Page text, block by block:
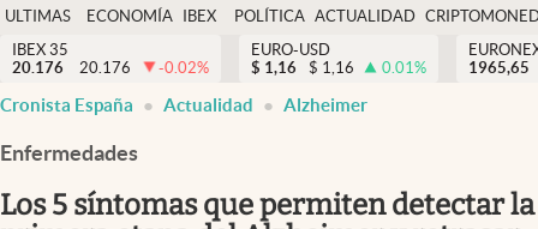
USA
Actualidad
Criptomonedas
España
ULTIMAS
NOTICIAS
ECONOMÍA
FINANZAS
IBEX
EURO
POLÍTICA ACTUALIDAD
IBEX 35
20.176
20.176 -0.02%
EURO-USD
$ 1,16 $ 1,16 0.01%
1965,65
Cronista España Actualidad Alzheimer
Enfermedades
Los 5 síntomas que permiten detectar la